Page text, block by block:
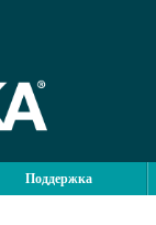
Поддержка